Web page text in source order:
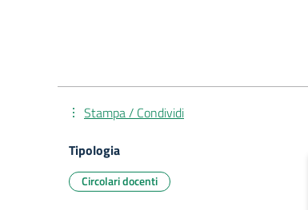
Stampa / Condividi
Tipologia
Circolari docenti